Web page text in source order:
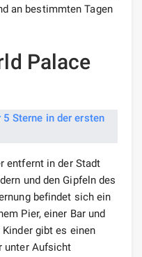
an bestimmten Tagen
Palace
entfernt in der Stadt
und den Gipfeln des
befindet sich ein
Pier, einer Bar und
gibt es einen
unter Aufsicht